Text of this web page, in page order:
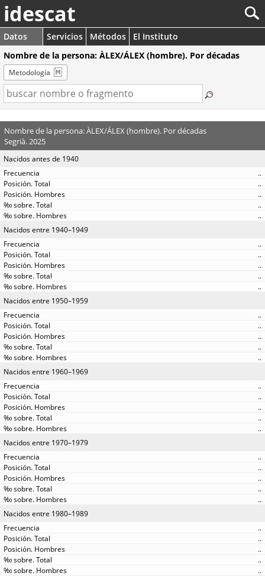
idescat
Datos Servicios Métodos
El Instituto
Nombre de la persona: ÀLEX/ÁLEX (hombre). Por décadas
Metodología
Nombre de la persona: ÀLEX/ÁLEX (hombre). Por décadas
Segrià. 2025
Nacidos antes de 1940
..
..
..
..
..
Nacidos entre 1940–1949
..
..
..
..
..
Nacidos entre 1950–1959
..
..
..
..
..
Nacidos entre 1960–1969
..
..
..
..
..
Nacidos entre 1970–1979
..
..
..
..
..
Nacidos entre 1980–1989
..
..
..
..
..